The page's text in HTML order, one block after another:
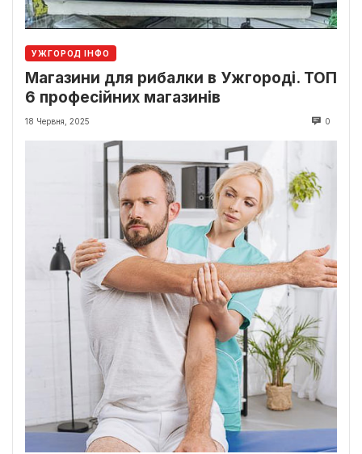
УЖГОРОД ІНФО
Магазини для рибалки в Ужгороді. ТОП
6 професійних магазинів
18 Червня, 2025 0